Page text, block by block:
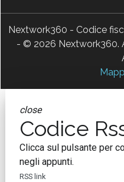
Nextwork360 - Codice
- © 2026 Nextwork360.
close
Codice
Clicca sul pulsante per
negli appunti.
RSS link